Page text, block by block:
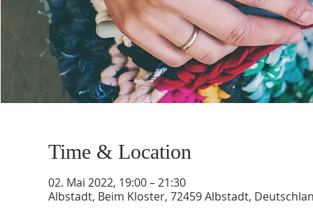
Time & Location
02. Mai 2022, 19:00 – 21:30
Albstadt, Beim Kloster, 72459 Albstadt,